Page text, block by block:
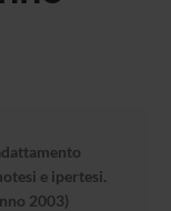
e ipertesi.
2003)